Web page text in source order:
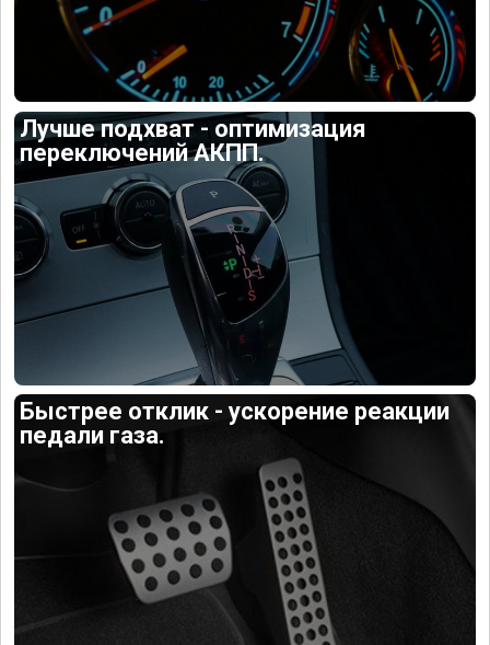
Лучше подхват - оптимизация
переключений АКПП.
Быстрее отклик - ускорение реакции
педали газа.